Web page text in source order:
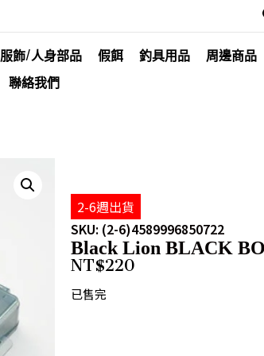
服飾/人身部品 假餌 釣具用品 周邊商品
聯絡我們
2-6週出貨
SKU: (2-6)4589996850722
Black Lion BLACK
NT$220
已售完